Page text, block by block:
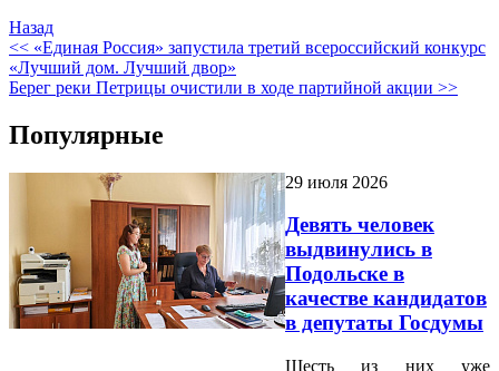
Назад
<< «Единая Россия» запустила третий всероссийский конкурс
«Лучший дом. Лучший двор»
Берег реки Петрицы очистили в ходе партийной акции >>
Популярные
29 июля 2026
Девять человек
выдвинулись в
Подольске в
качестве кандидатов
в депутаты Госдумы
Шесть из них уже